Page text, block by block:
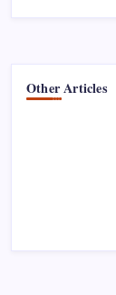
Other Articles